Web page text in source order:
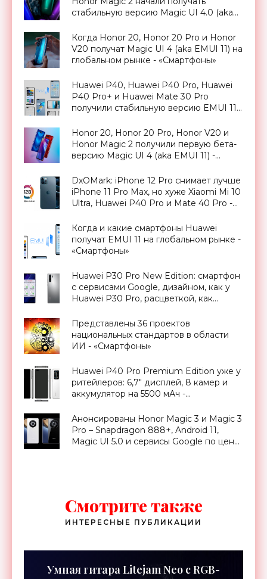
стабильную версию Magic UI 4.0 (aka
Когда Honor 20, Honor 20 Pro и Honor
V20 получат Magic UI 4 (aka EMUI 11) на
глобальном рынке - «Смартфоны»
Huawei P40, Huawei P40 Pro, Huawei
P40 Pro+ и Huawei Mate 30 Pro
получили стабильную версию EMUI 11
Honor 20, Honor 20 Pro, Honor V20 и
Honor Magic 2 получили первую бета-
версию Magic UI 4 (aka EMUI 11) -
DxOMark: iPhone 12 Pro снимает лучше
iPhone 11 Pro Max, но хуже Xiaomi Mi 10
Ultra, Huawei P40 Pro и Mate 40 Pro -
Когда и какие смартфоны Huawei
получат EMUI 11 на глобальном рынке -
«Смартфоны»
Huawei P30 Pro New Edition: смартфон
с сервисами Google, дизайном, как у
Huawei P30 Pro, расцветкой, как
- «Смартфоны»
Представлены 36 проектов
национальных стандартов в области
ИИ - «Смартфоны»
Huawei P40 Pro Premium Edition уже у
ритейлеров: 6,7" дисплей, 8 камер и
аккумулятор на 5500 мАч -
Анонсированы Honor Magic 3 и Magic 3
Pro – Snapdragon 888+, Android 11,
Magic UI 5.0 и сервисы Google по цене
Смотрите также
ИНТЕРЕСНЫЕ ПУБЛИКАЦИИ
Умная гитара Litejam Neo с RGB-